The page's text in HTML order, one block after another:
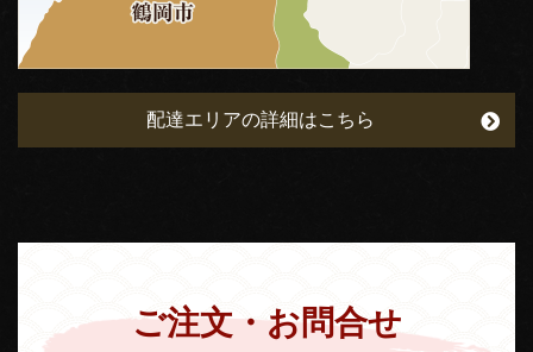
配達エリアの詳細はこちら
ご注文・お問合せ